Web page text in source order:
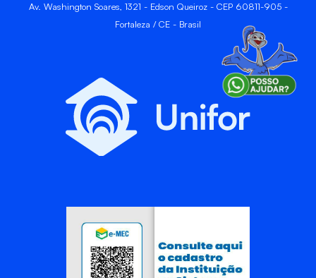
Av. Washington Soares, 1321 - Edson Queiroz - CEP 60811-905 -
Fortaleza / CE - Brasil